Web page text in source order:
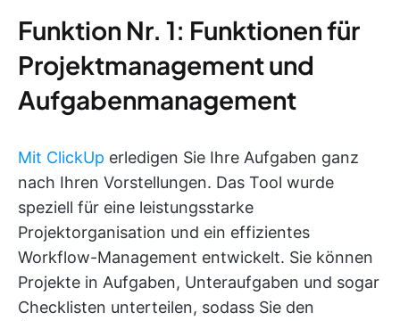
Funktion Nr. 1: Funktionen für
Projektmanagement und
Aufgabenmanagement
Mit ClickUp erledigen Sie Ihre Aufgaben ganz
nach Ihren Vorstellungen. Das Tool wurde
speziell für eine leistungsstarke
Projektorganisation und ein effizientes
Workflow-Management entwickelt. Sie können
Projekte in Aufgaben, Unteraufgaben und sogar
Checklisten unterteilen, sodass Sie den